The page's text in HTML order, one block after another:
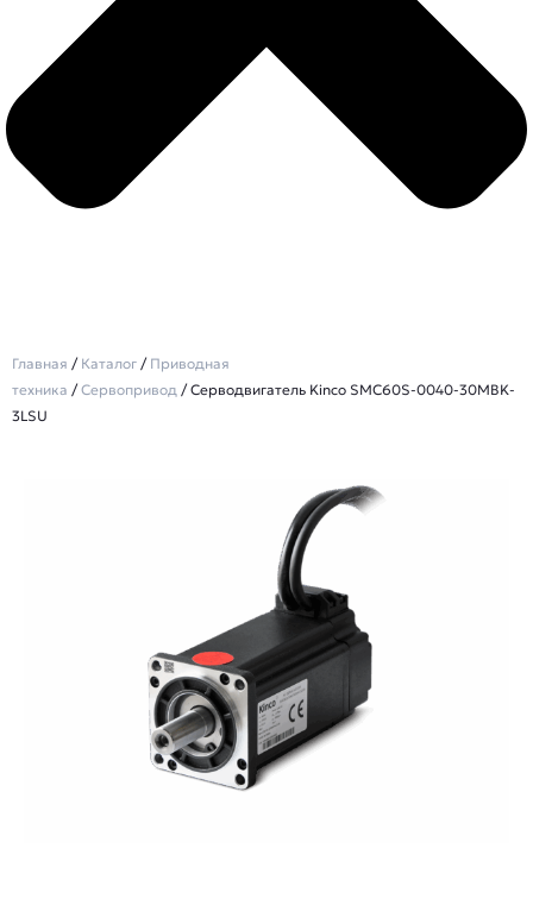
Главная / Каталог / Приводная
техника /Сервопривод / Серводвигатель Kinco SMC60S-0040-30MBK-
3LSU